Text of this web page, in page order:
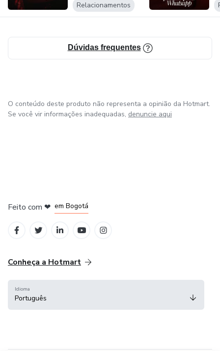
Relacionamentos
Dúvidas frequentes
O conteúdo deste produto não representa a opinião da Hotmart.
Se você vir informações inadequadas, denuncie aqui
Feito com ❤ em Bogotá
Conheça a Hotmart
Idioma
Português